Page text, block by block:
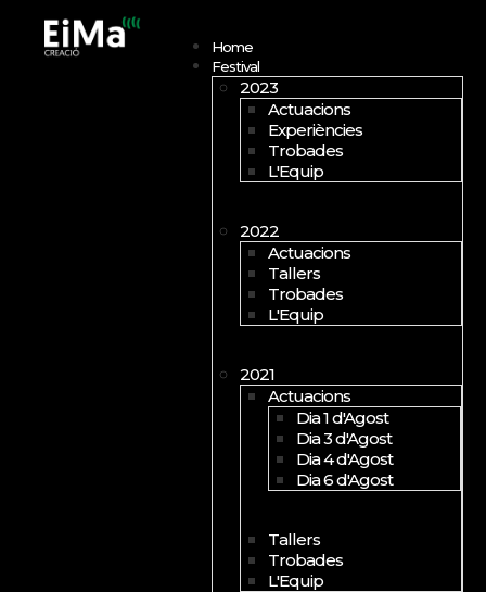
Home
Festival
2023
Actuacions
Experiències
Trobades
L'Equip
2022
Actuacions
Tallers
Trobades
L'Equip
2021
Actuacions
Dia 1 d'Agost
Dia 3 d'Agost
Dia 4 d'Agost
Dia 6 d'Agost
Tallers
Trobades
L'Equip